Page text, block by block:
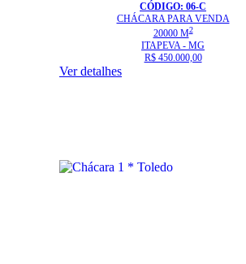
CÓDIGO: 06-C
CHÁCARAPARA VENDA
20000 M2
ITAPEVA - MG
R$ 450.000,00
Ver detalhes